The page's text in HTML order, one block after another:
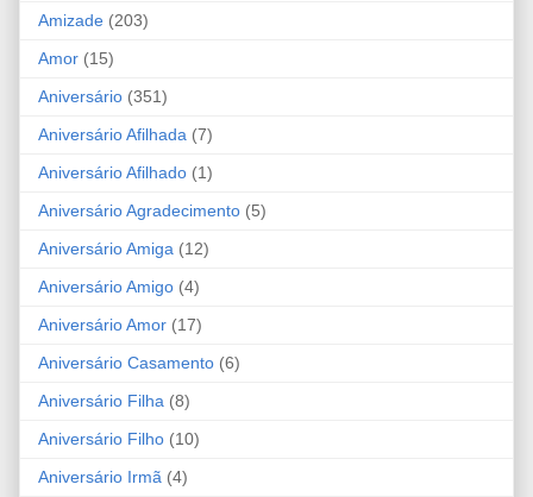
Amizade (203)
Amor (15)
Aniversário (351)
Aniversário Afilhada (7)
Aniversário Afilhado (1)
Aniversário Agradecimento (5)
Aniversário Amiga (12)
Aniversário Amigo (4)
Aniversário Amor (17)
Aniversário Casamento (6)
Aniversário Filha (8)
Aniversário Filho (10)
Aniversário Irmã (4)